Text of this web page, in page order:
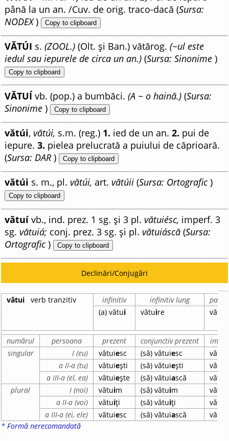
până la un an. /Cuv. de orig. traco-dacă (Sursa:
NODEX) Copy to clipboard
VĂTÚI s.(ZOOL.) (Olt. și Ban.) vătărog.(~ul este
iedul sau iepurele de circa un an.) (Sursa: Sinonime )
Copy to clipboard
VĂTUÍ vb. (pop.) a bumbăci.(A ~ o haină.) (Sursa:
Sinonime ) Copy to clipboard
vătúi, vătúi, s.m. (reg.) 1. ied de un an.2. pui de
iepure.3. pielea prelucrată a puiului de căprioară.
(Sursa: DAR) Copy to clipboard
vătúi s. m., pl. vătúi, art. vătúii (Sursa: Ortografic )
Copy to clipboard
vătuívb., ind. prez. 1 sg. și 3 pl.vătuiésc, imperf. 3
sg. vătuiá; conj. prez. 3 sg. și pl. vătuiáscă(Sursa:
Ortografic ) Copy to clipboard
Declinări/Conjugări
vătui verb tranzitiv infinitiv infinitiv lung
(a) vătui vătuire vătu
numărul persoana prezent conjunctiv prezent
singular
I (eu) vătuiesc (să) vătuiesc vătui
a II-a (tu)
vătuiești (să) vătuiești vătui
a III-a (el, ea)
vătuiește (să) vătuiască vătui
plural
I (noi) vătuim (să) vătuim vătui
a II-a (voi)
vătuiți (să) vătuiți vătui
a III-a (ei, ele)
vătuiesc (să) vătuiască vătui
* Formă nerecomandată